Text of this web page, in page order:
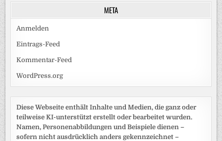
META
Anmelden
Eintrags-Feed
Kommentar-Feed
WordPress.org
Diese Webseite enthält Inhalte und Medien, die ganz oder
teilweise KI-unterstützt erstellt oder bearbeitet wurden.
Namen, Personenabbildungen und Beispiele dienen –
sofern nicht ausdrücklich anders gekennzeichnet –